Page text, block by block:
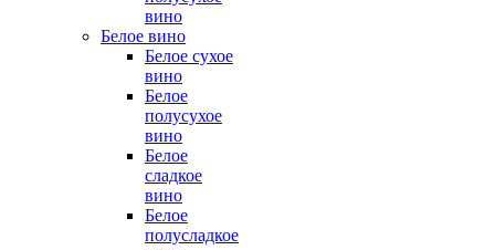
вино
Белое вино
Белое сухое
вино
Белое
полусухое
вино
Белое
сладкое
вино
Белое
полусладкое